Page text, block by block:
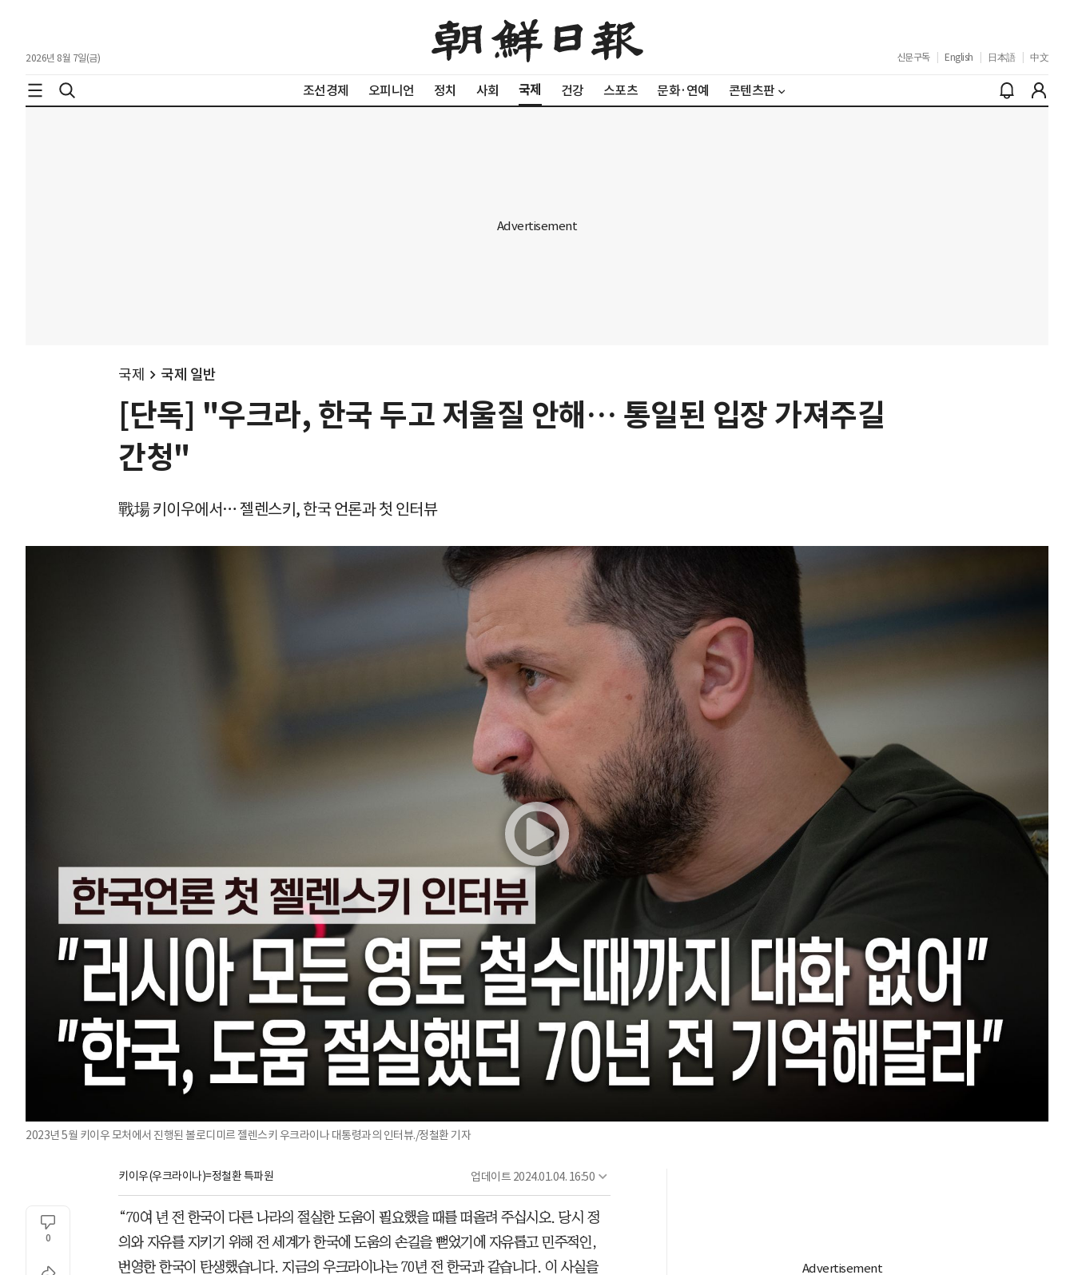
2026년 8월 7일(금) 신문구독 English 日本語 中文
조선경제 오피니언 정치 사회 국제 건강 스포츠 문화·연예 콘텐츠판
국제 국제 일반
[단독] "우크라, 한국 두고 저울질 안해… 통일된 입장 가져주길
간청"
戰場 키이우에서… 젤렌스키, 한국 언론과 첫 인터뷰
2023년 5월 키이우 모처에서 진행된 볼로디미르 젤렌스키 우크라이나 대통령과의 인터뷰./정철환 기자
키이우(우크라이나)=정철환 특파원 업데이트 2024.01.04. 16:50
0
“70여 년 전 한국이 다른 나라의 절실한 도움이 필요했을 때를 떠올려 주십시오. 당시 정
의와 자유를 지키기 위해 전 세계가 한국에 도움의 손길을 뻗었기에 자유롭고 민주적인,
번영한 한국이 탄생했습니다. 지금의 우크라이나는 70년 전 한국과 같습니다. 이 사실을